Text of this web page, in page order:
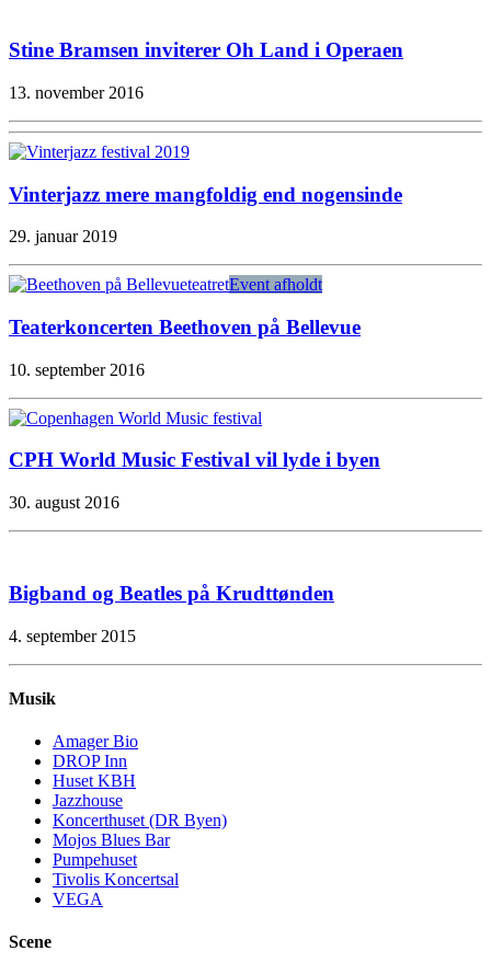
Stine Bramsen inviterer Oh Land i Operaen
13. november 2016
Vinterjazz mere mangfoldig end nogensinde
29. januar 2019
Event afholdt
Teaterkoncerten Beethoven på Bellevue
10. september 2016
CPH World Music Festival vil lyde i byen
30. august 2016
Bigband og Beatles på Krudttønden
4. september 2015
Musik
Amager Bio
DROP Inn
Huset KBH
Jazzhouse
Koncerthuset (DR Byen)
Mojos Blues Bar
Pumpehuset
Tivolis Koncertsal
VEGA
Scene